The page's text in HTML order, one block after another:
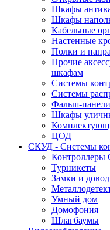
Шкафы
Шкафы
Кабельные
Настенные
Полки и
Прочие
шкафам
Системы
Системы
Фальш-
Шкафы
ЦОД
СКУД - Системы
Контроллеры
Турникеты
Замки и
Умный дом
Домофония
Шлагбаумы